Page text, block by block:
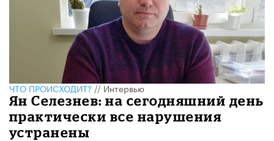
ЧТО ПРОИСХОДИТ?//Интервью
Ян Селезнев: на сегодняшний день
практически все нарушения
устранены